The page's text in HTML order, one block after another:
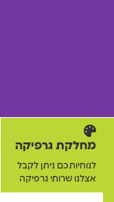
מחלקת גרפיקה
לנוחיותכם ניתן לקבל
אצלנו שרותי גרפיקה